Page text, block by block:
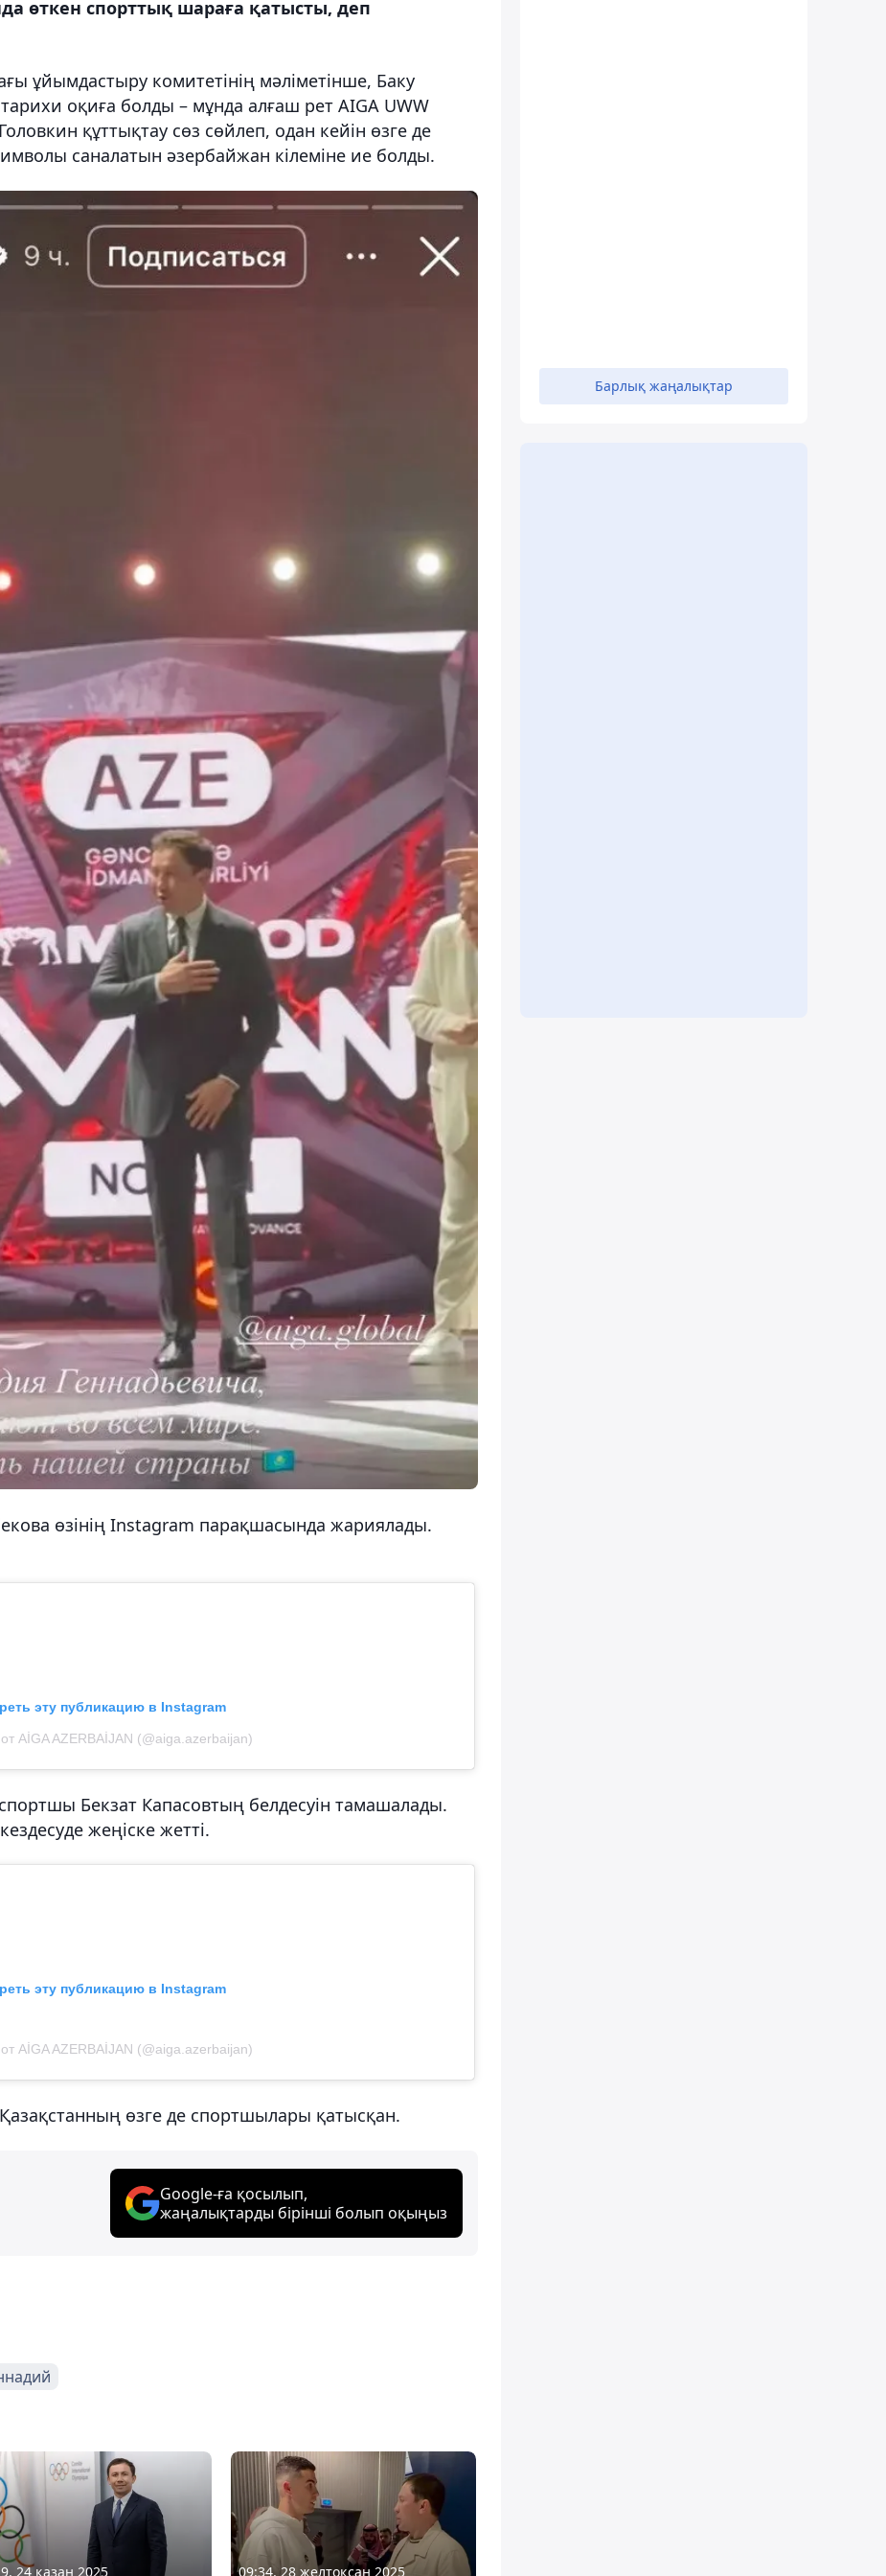
өткен спорттық шараға қатысты, деп
ұйымдастыру комитетінің мәліметінше, Баку
оқиға болды – мұнда алғаш рет AIGA UWW
құттықтау сөз сөйлеп, одан кейін өзге де
саналатын әзербайжан кілеміне ие болды.
өзінің Instagram парақшасында жариялады.
эту публикацию в Instagram
AİGA AZERBAİJAN (@aiga.azerbaijan)
Бекзат Капасовтың белдесуін тамашалады.
жеңіске жетті.
эту публикацию в Instagram
AİGA AZERBAİJAN (@aiga.azerbaijan)
өзге де спортшылары қатысқан.
Google-ға қосылып,
жаңалықтарды бірінші болып оқыңыз
24 қазан 2025 09:34, 28 желтоқсан 2025
Барлық жаңалықтар